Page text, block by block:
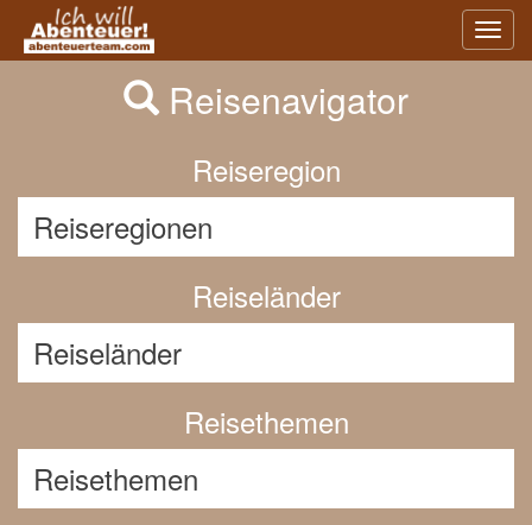
Previous
Reisenavigator
Reiseregion
Reiseländer
Reisethemen